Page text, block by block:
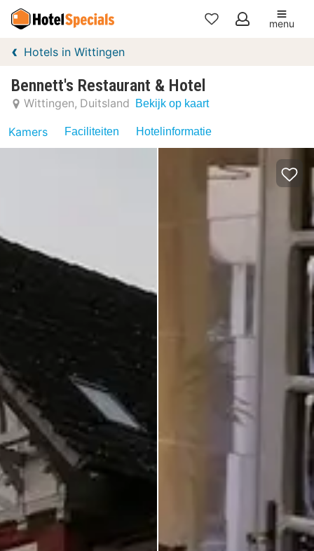
Mijn
menu
Hotels in Wittingen
Bennett's Restaurant & Hotel
Wittingen Duitsland Bekijk op kaart
Kamers Faciliteiten Hotelinformatie